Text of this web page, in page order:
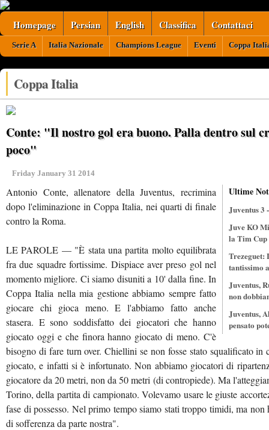
Homepage Persian English Classifica Contattaci
Serie A Italia Nazionale Champions League Eventi Coppa
Coppa Italia
Conte: "Il nostro gol era buono. Palla dentro sul
poco"
Friday January 31 2014
Ultime
Juventus 3
Juve KO
la Tim Cup
Trezeguet:
tantissimo
Juventus,
non
Juventus,
pensato
Antonio Conte, allenatore della Juventus, recrimina
dopo l'eliminazione in Coppa Italia, nei quarti di finale
contro la Roma.
LE PAROLE — "È stata una partita molto equilibrata
fra due squadre fortissime. Dispiace aver preso gol nel
momento migliore. Ci siamo disuniti a 10' dalla fine. In
Coppa Italia nella mia gestione abbiamo sempre fatto
giocare chi gioca meno. E l'abbiamo fatto anche
stasera. E sono soddisfatto dei giocatori che hanno
giocato oggi e che finora hanno giocato di meno. C'è
bisogno di fare turn over. Chiellini se non fosse stato squalificato in
giocato, e infatti si è infortunato. Non abbiamo giocatori di
giocatore da 20 metri, non da 50 metri (di contropiede). Ma
Torino, della partita di campionato. Volevamo usare le giuste
fase di possesso. Nel primo tempo siamo stati troppo timidi, ma
di sofferenza da parte nostra".